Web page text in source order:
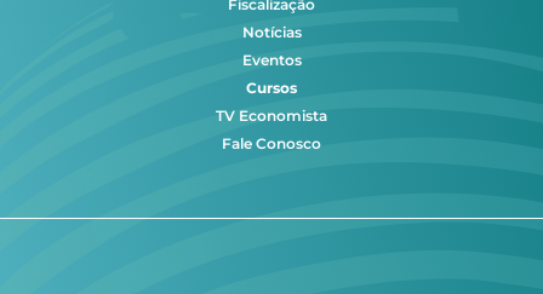
Fiscalização
Notícias
Eventos
Cursos
TV Economista
Fale Conosco